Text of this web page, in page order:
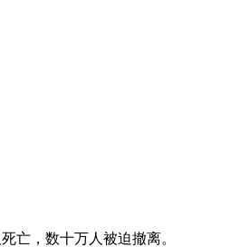
亡，数十万人被迫撤离。